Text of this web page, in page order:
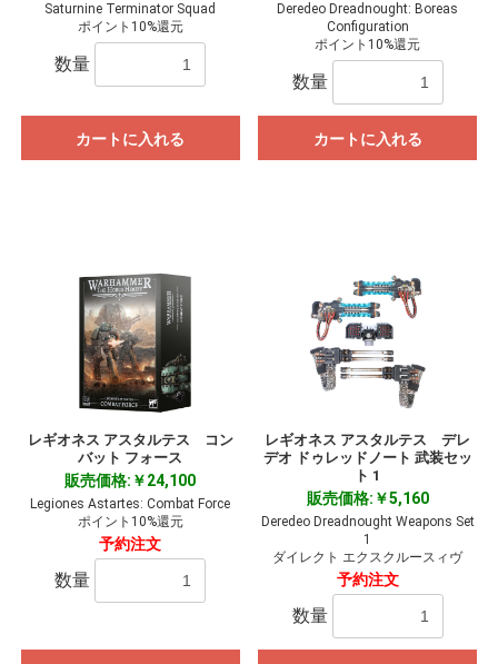
Saturnine Terminator Squad
ポイント10%還元
数量
カートに入れる
Deredeo Dreadnought: Boreas
Configuration
ポイント10%還元
数量
カートに入れる
レギオネス アスタルテス コン
バット フォース
販売価格:￥24,100
Legiones Astartes: Combat Force
ポイント10%還元
予約注文
数量
レギオネス アスタルテス デレ
デオ ドゥレッドノート 武装セッ
ト 1
販売価格:￥5,160
Deredeo Dreadnought Weapons Set
1
ダイレクト エクスクルースィヴ
予約注文
数量